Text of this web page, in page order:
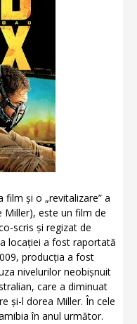
și o „revitalizare” a
Miller), este un film de
scris și regizat de
locației a fost raportată
producția a fost
nivelurilor neobișnuit
care a diminuat
și-l dorea Miller. În cele
în anul următor.